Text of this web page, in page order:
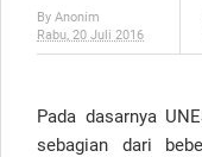
By Anonim
Rabu, 20 Juli 2016
Pada dasarnya
sebagian dari